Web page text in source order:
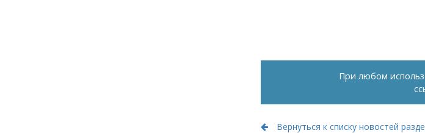
При любом
Вернуться к списку новостей